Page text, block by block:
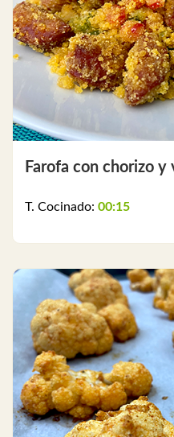
Farofa con chorizo y
T. Cocinado: 00:15